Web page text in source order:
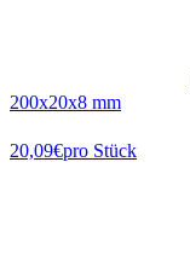
200x20x8 mm
20,09€pro Stück